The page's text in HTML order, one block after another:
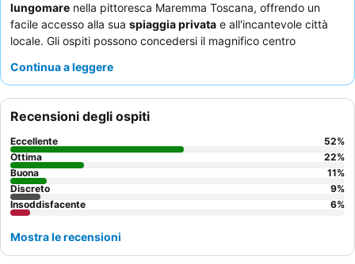
lungomare nella pittoresca Maremma Toscana, offrendo un
facile accesso alla sua spiaggia privata e all'incantevole città
locale. Gli ospiti possono concedersi il magnifico centro
inclusa una singolare "grotta del silenzio" con musica
costantemente elogi per la loro eccezionale gentilezza, che si
aggiunge alla colazione a buffet molto apprezzata e alle
eccellenti opzioni per la cena. Per un'esperienza davvero
serena, considerate di prenotare una camera con vista sul
giardino per assicurarvi un soggiorno più tranquillo.
Continua a leggere
Recensioni degli ospiti
Eccellente 52%
Ottima
22%
Buona
11%
Discreto
9%
Insoddisfacente
6%
Mostra le recensioni